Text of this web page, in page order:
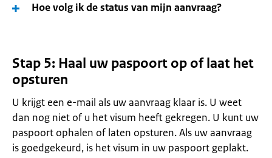
Hoe volg ik de status van mijn aanvraag?
Stap 5: Haal uw paspoort op of laat het
opsturen
U krijgt een e-mail als uw aanvraag klaar is. U weet
dan nog niet of u het visum heeft gekregen. U kunt uw
paspoort ophalen of laten opsturen. Als uw aanvraag
is goedgekeurd, is het visum in uw paspoort geplakt.